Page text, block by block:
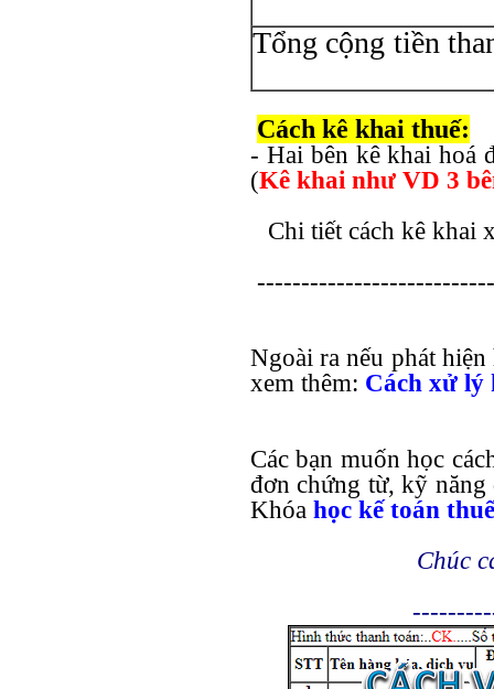
Tổng
Cách kê khai thuế:
- Hai bên kê khai hoá
(Kê khai như VD 3
Chi tiết cách kê khai
Ngoài ra nếu phát hiện
xem thêm: Cách xử lý
Các bạn muốn học
đơn chứng từ, kỹ năng
Khóa học kế toán thuế
Chúc